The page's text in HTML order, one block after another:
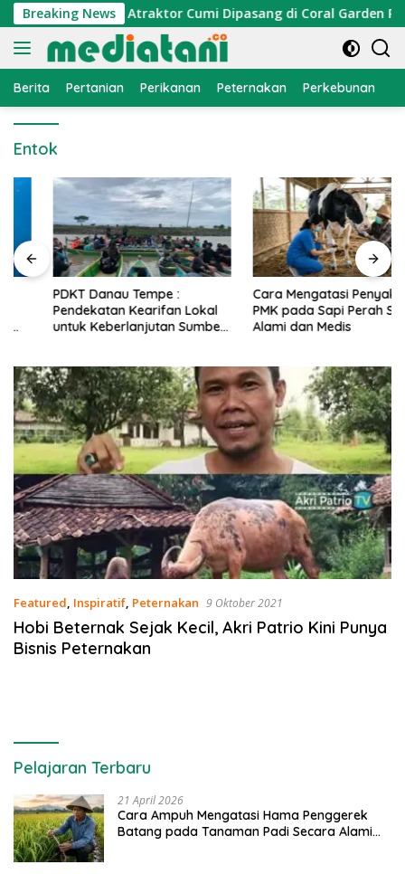
Langsung
ke
konten
Breaking News
Nelayan, Atraktor Cumi Dipasang di Coral Garden
Berita Pertanian Perikanan Peternakan Perkebunan
Entok
PDKT Danau Tempe :
Pendekatan Kearifan Lokal
untuk Keberlanjutan Sumber
Cara Mengatasi Penyakit
PMK pada Sapi Perah Secara
Alami dan Medis
Featured, Inspiratif, Peternakan 9 Oktober 2021
Hobi Beternak Sejak Kecil, Akri Patrio Kini Punya
Bisnis Peternakan
Pelajaran Terbaru
21 April 2026
Cara Ampuh Mengatasi Hama Penggerek
Batang pada Tanaman Padi Secara Alami